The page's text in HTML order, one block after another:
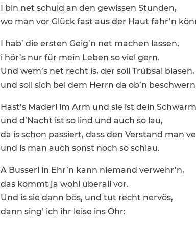
I bin net schuld an den gewissen Stunden,
wo man vor Glück fast aus der Haut fahr’n
I hab’ die ersten Geig’n net machen lassen,
i hör’s nur für mein Leben so viel gern.
Und wem’s net recht is, der soll Trübsal blasen,
und soll sich bei dem Herrn da ob’n
Hast’s Maderl im Arm und sie ist dein Schwarm
und d’Nacht ist so lind und auch so lau,
da is schon passiert, dass den Verstand man
und is man auch sonst noch so schlau.
A Busserl in Ehr’n kann niemand verwehr’n,
das kommt ja wohl überall vor.
Und is sie dann bös, und tut recht nervös,
dann sing’ ich ihr leise ins Ohr: